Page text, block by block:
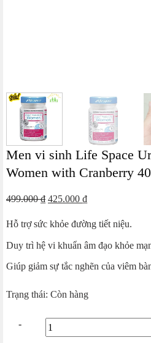
Men vi sinh Life Space
Women with Cranberry
499.000₫ Giá
là:
499.000 ₫.
425.000 ₫Giá
tại
là:
Hỗ trợ sức khỏe đường tiết niệu.
Duy trì hệ vi khuẩn âm đạo khỏe
Giúp giảm sự tắc nghẽn của viêm
Trạng thái: Còn hàng